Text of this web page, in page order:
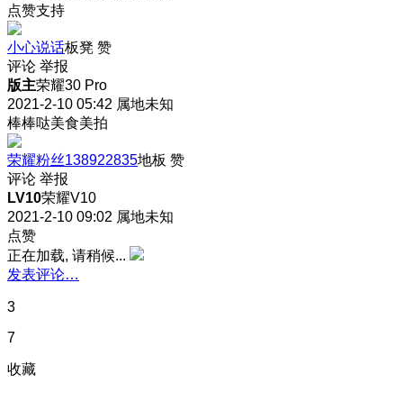
点赞支持
小心说话板凳 赞
评论 举报
版主荣耀30 Pro
2021-2-10 05:42 属地未知
棒棒哒美食美拍
荣耀粉丝138922835地板 赞
评论 举报
LV10荣耀V10
2021-2-10 09:02 属地未知
点赞
正在加载, 请稍候...
发表评论…
3
7
收藏